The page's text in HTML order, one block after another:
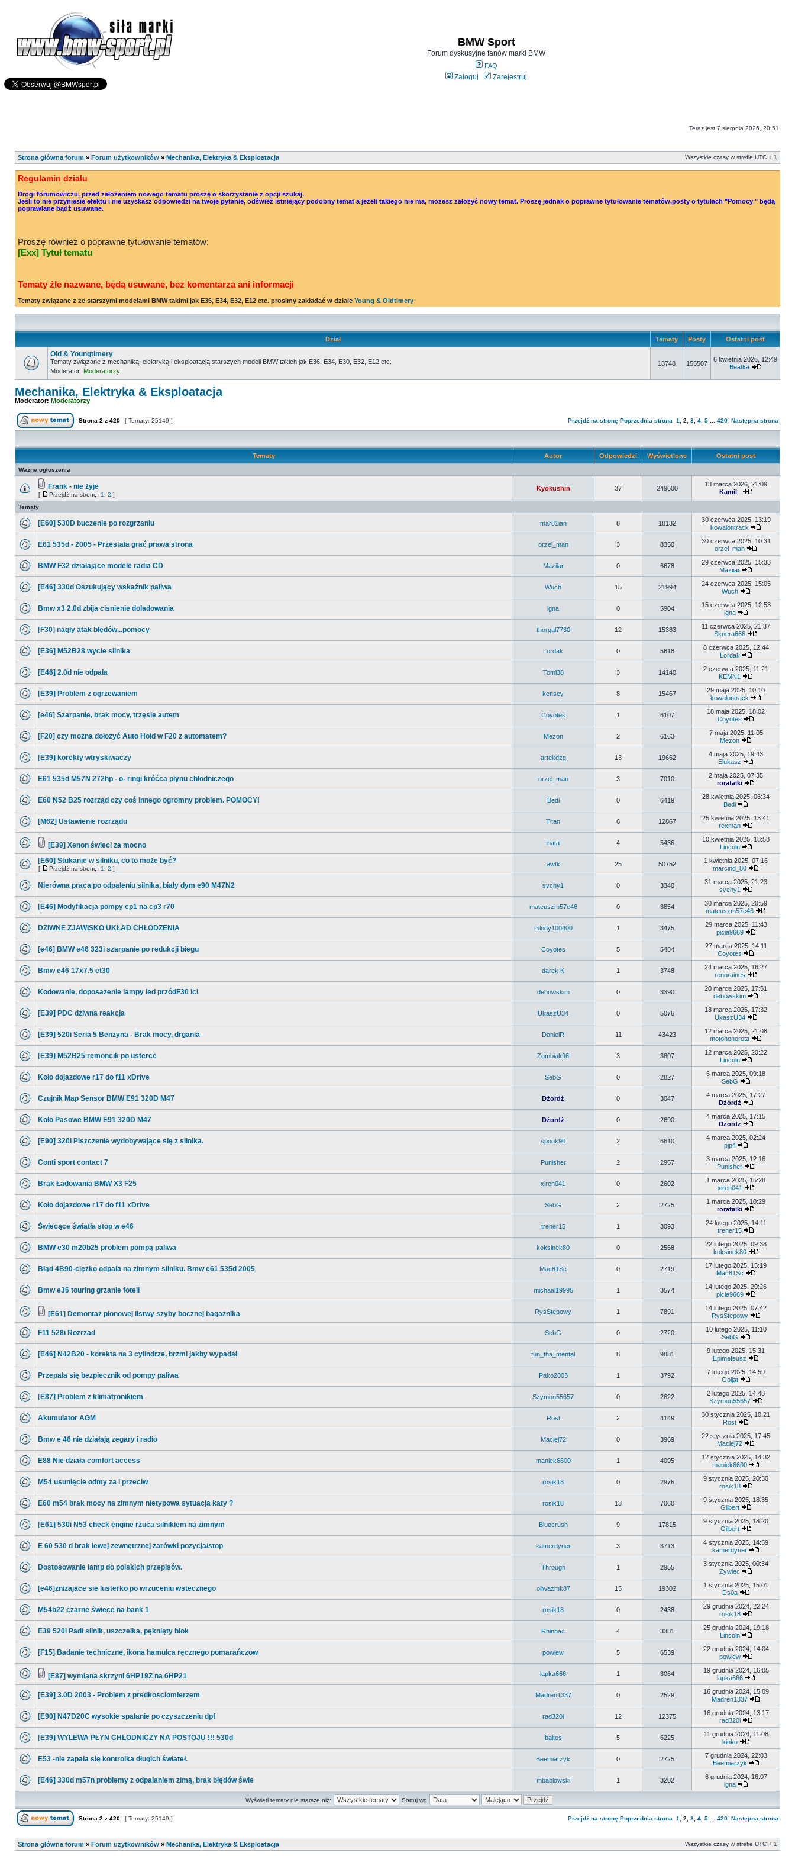
BMW Sport
Forum dyskusyjne fanów marki BMW
FAQ
Zaloguj Zarejestruj
Teraz jest 7 sierpnia 2026, 20:51
Strona główna forum » Forum użytkowników » Mechanika, Elektryka & Eksploatacja Wszystkie czasy w strefie UTC + 1
Regulamin działu
Drogi forumowiczu, przed założeniem nowego tematu proszę o skorzystanie z opcji szukaj.
Jeśli to nie przyniesie efektu i nie uzyskasz odpowiedzi na twoje pytanie, odśwież istniejący podobny temat a jeżeli takiego nie ma, możesz założyć nowy temat. Proszę jednak o poprawne tytułowanie tematów,posty o tytułach "Pomocy " będą
poprawiane bądź usuwane.
Proszę również o poprawne tytułowanie tematów:
[Exx] Tytuł tematu
Tematy źle nazwane, będą usuwane, bez komentarza ani informacji
Tematy związane z ze starszymi modelami BMW takimi jak E36, E34, E32, E12 etc. prosimy zakładać w dziale Young & Oldtimery
Dział Tematy Posty Ostatni post
Old & Youngtimery
Tematy związane z mechaniką, elektryką i eksploatacją starszych modeli BMW takich jak E36, E34, E30, E32, E12 etc.
Moderator: Moderatorzy
18748 155507
6 kwietnia 2026, 12:49
Beatka
Mechanika, Elektryka & Eksploatacja
Moderator: Moderatorzy
Strona 2 z 420 [ Tematy: 25149 ] Przejdź na stronę Poprzednia strona 1 2 3 4 5 420 Następna strona
Tematy Autor Odpowiedzi Wyświetlone Ostatni post
Ważne ogłoszenia
Frank - nie żyje
[ Przejdź na stronę: 1 2 ]
Kyokushin 37 249600
13 marca 2026, 21:09
Kamil_
Tematy
[E60] 530D buczenie po rozgrzaniu mar81ian 8 18132
30 czerwca 2025, 13:19
kowalontrack
E61 535d - 2005 - Przestała grać prawa strona orzel_man 3 8350
30 czerwca 2025, 10:31
orzel_man
BMW F32 działające modele radia CD Maziiar 0 6678
29 czerwca 2025, 15:33
Maziiar
[E46] 330d Oszukujący wskaźnik paliwa Wuch 15 21994
24 czerwca 2025, 15:05
Wuch
Bmw x3 2.0d zbija cisnienie doladowania igna 0 5904
15 czerwca 2025, 12:53
igna
[F30] nagły atak błędów...pomocy thorgal7730 12 15383
11 czerwca 2025, 21:37
Sknera666
[E36] M52B28 wycie silnika Lordak 0 5618
8 czerwca 2025, 12:44
Lordak
[E46] 2.0d nie odpala Tomi38 3 14140
2 czerwca 2025, 11:21
KEMN1
[E39] Problem z ogrzewaniem kensey 8 15467
29 maja 2025, 10:10
kowalontrack
[e46] Szarpanie, brak mocy, trzęsie autem Coyotes 1 6107
18 maja 2025, 18:02
Coyotes
[F20] czy można dołożyć Auto Hold w F20 z automatem? Mezon 2 6163
7 maja 2025, 11:05
Mezon
[E39] korekty wtryskiwaczy artekdzg 13 19662
4 maja 2025, 19:43
Elukasz
E61 535d M57N 272hp - o- ringi króćca płynu chłodniczego orzel_man 3 7010
2 maja 2025, 07:35
rorafalki
E60 N52 B25 rozrząd czy coś innego ogromny problem. POMOCY! Bedi 0 6419
28 kwietnia 2025, 06:34
Bedi
[M62] Ustawienie rozrządu Titan 6 12867
25 kwietnia 2025, 13:41
rexman
[E39] Xenon świeci za mocno nata 4 5436
10 kwietnia 2025, 18:58
Lincoln
[E60] Stukanie w silniku, co to może być?
[ Przejdź na stronę: 1 2 ]
awtk 25 50752
1 kwietnia 2025, 07:16
marcind_80
Nierówna praca po odpaleniu silnika, biały dym e90 M47N2 svchy1 0 3340
31 marca 2025, 21:23
svchy1
[E46] Modyfikacja pompy cp1 na cp3 r70 mateuszm57e46 0 3854
30 marca 2025, 20:59
mateuszm57e46
DZIWNE ZJAWISKO UKŁAD CHŁODZENIA mlody100400 1 3475
29 marca 2025, 11:43
picia9669
[e46] BMW e46 323i szarpanie po redukcji biegu Coyotes 5 5484
27 marca 2025, 14:11
Coyotes
Bmw e46 17x7.5 et30 darek K 1 3748
24 marca 2025, 16:27
renoraines
Kodowanie, doposażenie lampy led przódF30 lci debowskim 0 3390
20 marca 2025, 17:51
debowskim
[E39] PDC dziwna reakcja UkaszU34 0 5076
18 marca 2025, 17:32
UkaszU34
[E39] 520i Seria 5 Benzyna - Brak mocy, drgania DanielR 11 43423
12 marca 2025, 21:06
motohonorota
[E39] M52B25 remoncik po usterce Zombiak96 3 3807
12 marca 2025, 20:22
Lincoln
Koło dojazdowe r17 do f11 xDrive SebG 0 2827
6 marca 2025, 09:18
SebG
Czujnik Map Sensor BMW E91 320D M47 Dżordż 0 3047
4 marca 2025, 17:27
Dżordż
Koło Pasowe BMW E91 320D M47 Dżordż 0 2690
4 marca 2025, 17:15
Dżordż
[E90] 320i Piszczenie wydobywające się z silnika. spook90 2 6610
4 marca 2025, 02:24
pjp4
Conti sport contact 7 Punisher 2 2957
3 marca 2025, 12:16
Punisher
Brak Ładowania BMW X3 F25 xiren041 0 2602
1 marca 2025, 15:28
xiren041
Koło dojazdowe r17 do f11 xDrive SebG 2 2725
1 marca 2025, 10:29
rorafalki
Świecące światła stop w e46 trener15 1 3093
24 lutego 2025, 14:11
trener15
BMW e30 m20b25 problem pompą paliwa koksinek80 0 2568
22 lutego 2025, 09:38
koksinek80
Błąd 4B90-ciężko odpala na zimnym silniku. Bmw e61 535d 2005 Mac81Sc 0 2719
17 lutego 2025, 15:19
Mac81Sc
Bmw e36 touring grzanie foteli michaal19995 1 3574
14 lutego 2025, 20:26
picia9669
[E61] Demontaż pionowej listwy szyby bocznej bagażnika RysStepowy 1 7891
14 lutego 2025, 07:42
RysStepowy
F11 528i Rozrzad SebG 0 2720
10 lutego 2025, 11:10
SebG
[E46] N42B20 - korekta na 3 cylindrze, brzmi jakby wypadał fun_tha_mental 8 9881
9 lutego 2025, 15:31
Epimeteusz
Przepala się bezpiecznik od pompy paliwa Pako2003 1 3792
7 lutego 2025, 14:59
Goljat
[E87] Problem z klimatronikiem Szymon55657 0 2622
2 lutego 2025, 14:48
Szymon55657
Akumulator AGM Rost 2 4149
30 stycznia 2025, 10:21
Rost
Bmw e 46 nie działają zegary i radio Maciej72 0 3969
22 stycznia 2025, 17:45
Maciej72
E88 Nie działa comfort access maniek6600 1 4095
12 stycznia 2025, 14:32
maniek6600
M54 usunięcie odmy za i przeciw rosik18 0 2976
9 stycznia 2025, 20:30
rosik18
E60 m54 brak mocy na zimnym nietypowa sytuacja katy ? rosik18 13 7060
9 stycznia 2025, 18:35
Gilbert
[E61] 530i N53 check engine rzuca silnikiem na zimnym Bluecrush 9 17815
9 stycznia 2025, 18:20
Gilbert
E 60 530 d brak lewej zewnętrznej żarówki pozycja/stop kamerdyner 3 3713
4 stycznia 2025, 14:59
kamerdyner
Dostosowanie lamp do polskich przepisów. Through 1 2955
3 stycznia 2025, 00:34
Zywiec
[e46]znizajace sie lusterko po wrzuceniu wstecznego oliwazmk87 15 19302
1 stycznia 2025, 15:01
Ds0a
M54b22 czarne świece na bank 1 rosik18 0 2438
29 grudnia 2024, 22:24
rosik18
E39 520i Padł silnik, uszczelka, pęknięty blok Rhinbac 4 3381
25 grudnia 2024, 19:18
Lincoln
[F15] Badanie techniczne, ikona hamulca ręcznego pomarańczow powiew 5 6539
22 grudnia 2024, 14:04
powiew
[E87] wymiana skrzyni 6HP19Z na 6HP21 lapka666 1 3064
19 grudnia 2024, 16:05
lapka666
[E39] 3.0D 2003 - Problem z predkosciomierzem Madren1337 0 2529
16 grudnia 2024, 15:09
Madren1337
[E90] N47D20C wysokie spalanie po czyszczeniu dpf rad320i 12 12375
16 grudnia 2024, 13:17
rad320i
[E39] WYLEWA PŁYN CHŁODNICZY NA POSTOJU !!! 530d baltos 5 6225
11 grudnia 2024, 11:08
kinko
E53 -nie zapala się kontrolka długich świateł. Beemiarzyk 0 2725
7 grudnia 2024, 22:03
Beemiarzyk
[E46] 330d m57n problemy z odpalaniem zimą, brak błędów świe mbablowski 1 3202
6 grudnia 2024, 16:07
igna
Wyświetl tematy nie starsze niż: Sortuj wg
Strona 2 z 420 [ Tematy: 25149 ] Przejdź na stronę Poprzednia strona 1 2 3 4 5 420 Następna strona
Strona główna forum » Forum użytkowników » Mechanika, Elektryka & Eksploatacja Wszystkie czasy w strefie UTC + 1